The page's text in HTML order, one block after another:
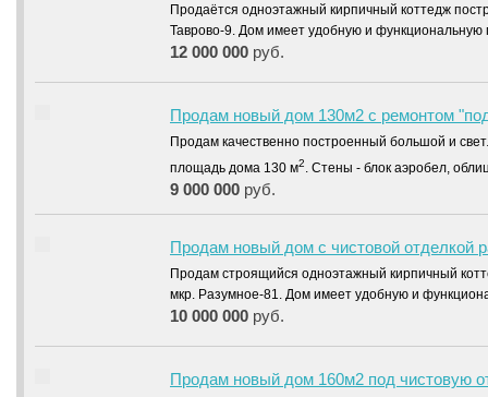
Продаётся одноэтажный кирпичный коттедж
Таврово-9. Дом имеет удобную и
12 000 000 руб.
Продам новый дом 130м2 с ремонтом
Продам качественно построенный большой и
площадь дома 130 м2. Стены - блок аэробел,
9 000 000 руб.
Продам новый дом с чистовой отделкой
Продам строящийся одноэтажный кирпичный
мкр. Разумное-81. Дом имеет удобную и
10 000 000 руб.
Продам новый дом 160м2 под чистовую